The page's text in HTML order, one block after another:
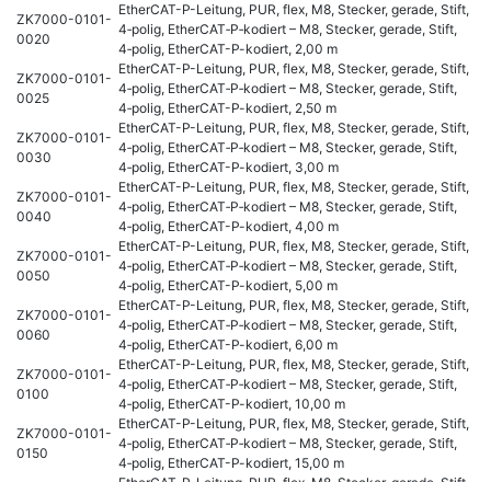
ZK7000-0101-
0020
EtherCAT-P-Leitung, PUR, flex, M8, Stecker, gerade, Stift,
4‑polig, EtherCAT‑P‑kodiert – M8, Stecker, gerade, Stift,
4‑polig, EtherCAT-P-kodiert, 2,00 m
ZK7000-0101-
0025
EtherCAT-P-Leitung, PUR, flex, M8, Stecker, gerade, Stift,
4‑polig, EtherCAT‑P‑kodiert – M8, Stecker, gerade, Stift,
4‑polig, EtherCAT-P-kodiert, 2,50 m
ZK7000-0101-
0030
EtherCAT-P-Leitung, PUR, flex, M8, Stecker, gerade, Stift,
4‑polig, EtherCAT‑P‑kodiert – M8, Stecker, gerade, Stift,
4‑polig, EtherCAT-P-kodiert, 3,00 m
ZK7000-0101-
0040
EtherCAT-P-Leitung, PUR, flex, M8, Stecker, gerade, Stift,
4‑polig, EtherCAT‑P‑kodiert – M8, Stecker, gerade, Stift,
4‑polig, EtherCAT-P-kodiert, 4,00 m
ZK7000-0101-
0050
EtherCAT-P-Leitung, PUR, flex, M8, Stecker, gerade, Stift,
4‑polig, EtherCAT‑P‑kodiert – M8, Stecker, gerade, Stift,
4‑polig, EtherCAT-P-kodiert, 5,00 m
ZK7000-0101-
0060
EtherCAT-P-Leitung, PUR, flex, M8, Stecker, gerade, Stift,
4‑polig, EtherCAT‑P‑kodiert – M8, Stecker, gerade, Stift,
4‑polig, EtherCAT-P-kodiert, 6,00 m
ZK7000-0101-
0100
EtherCAT-P-Leitung, PUR, flex, M8, Stecker, gerade, Stift,
4‑polig, EtherCAT‑P‑kodiert – M8, Stecker, gerade, Stift,
4‑polig, EtherCAT-P-kodiert, 10,00 m
ZK7000-0101-
0150
EtherCAT-P-Leitung, PUR, flex, M8, Stecker, gerade, Stift,
4‑polig, EtherCAT‑P‑kodiert – M8, Stecker, gerade, Stift,
4‑polig, EtherCAT-P-kodiert, 15,00 m